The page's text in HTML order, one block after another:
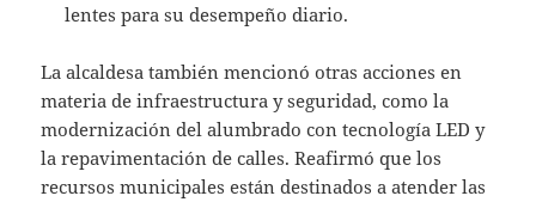
lentes para su desempeño diario.
La alcaldesa también mencionó otras acciones en
materia de infraestructura y seguridad, como la
modernización del alumbrado con tecnología LED y
la repavimentación de calles. Reafirmó que los
recursos municipales están destinados a atender las